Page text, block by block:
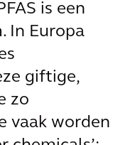
is een
In Europa
giftige,
zo
vaak worden